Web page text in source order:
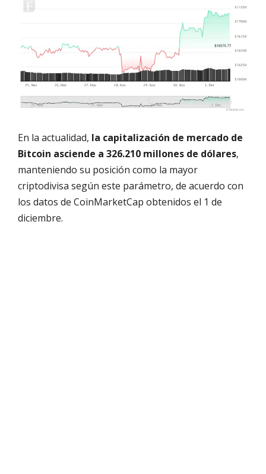
En la actualidad, la capitalización de mercado de
Bitcoin asciende a 326.210 millones de dólares,
manteniendo su posición como la mayor
criptodivisa según este parámetro, de acuerdo con
los datos de CoinMarketCap obtenidos el 1 de
diciembre.